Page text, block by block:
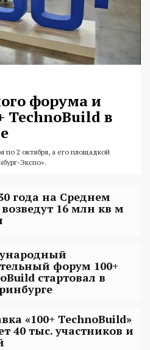
форума и
TechnoBuild в
по 2 октября, а его площадкой
Экспо».
года на Среднем
16 млн кв м
форум 100+
стартовал в
«100+ TechnoBuild»
40 тыс. участников и